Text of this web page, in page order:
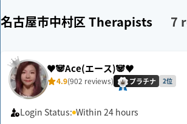
名古屋市中村区 Therapists 7
♥️🐼Ace(エース)🐼♥️
4.9(902 reviews) プラチナ 2位
Login Status: Within 24 hours